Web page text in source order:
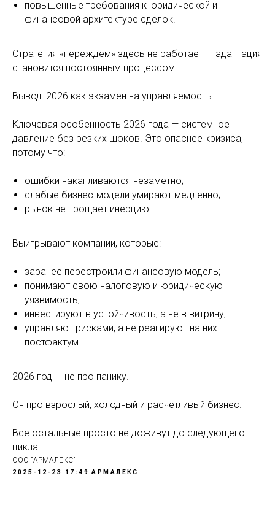
повышенные требования к юридической и
финансовой архитектуре сделок.
Стратегия «переждём» здесь не работает — адаптация
становится постоянным процессом.
Вывод: 2026 как экзамен на управляемость
Ключевая особенность 2026 года — системное
давление без резких шоков. Это опаснее кризиса,
потому что:
ошибки накапливаются незаметно;
слабые бизнес-модели умирают медленно;
рынок не прощает инерцию.
Выигрывают компании, которые:
заранее перестроили финансовую модель;
понимают свою налоговую и юридическую
уязвимость;
инвестируют в устойчивость, а не в витрину;
управляют рисками, а не реагируют на них
постфактум.
2026 год — не про панику.
Он про взрослый, холодный и расчётливый бизнес.
Все остальные просто не доживут до следующего
цикла.
ООО "АРМАЛЕКС"
2025-12-23 17:49 АРМАЛЕКС